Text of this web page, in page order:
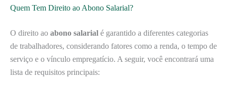
Quem Tem Direito ao Abono Salarial?
O direito ao abono salarial é garantido a diferentes categorias
de trabalhadores, considerando fatores como a renda, o tempo de
serviço e o vínculo empregatício. A seguir, você encontrará uma
lista de requisitos principais: